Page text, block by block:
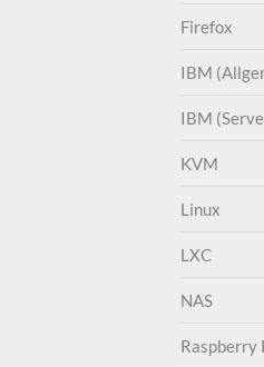
Firefox
IBM
IBM
KVM
Linux
LXC
NAS
Raspberry